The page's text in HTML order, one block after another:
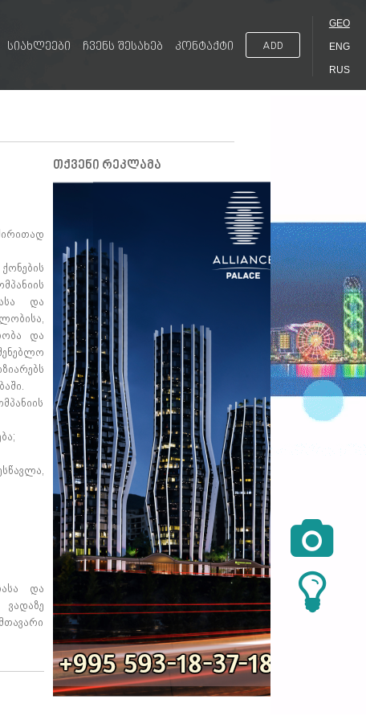
სიახლეები ჩვენს შესახებ კონტაქტი ADD
GEO
ENG
RUS
და
და
და
თქვენი რეკლამა
